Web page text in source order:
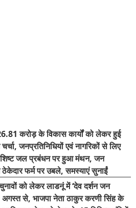
करोड़ के विकास कार्यों को लेकर हुई
जनप्रतिनिधियों एवं नागरिकों से लिए
जल प्रबंधन पर हुआ मंथन, जन
ठेकेदार फर्म पर उबले, समस्याएं सुनाईं
को लेकर लाडनूं में ‘देव दर्शन जन
अगस्त से, भाजपा नेता ठाकुर करणी सिंह के